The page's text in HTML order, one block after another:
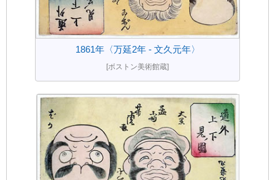
1861年〈万延2年 - 文久元年〉
[ボストン美術館蔵]